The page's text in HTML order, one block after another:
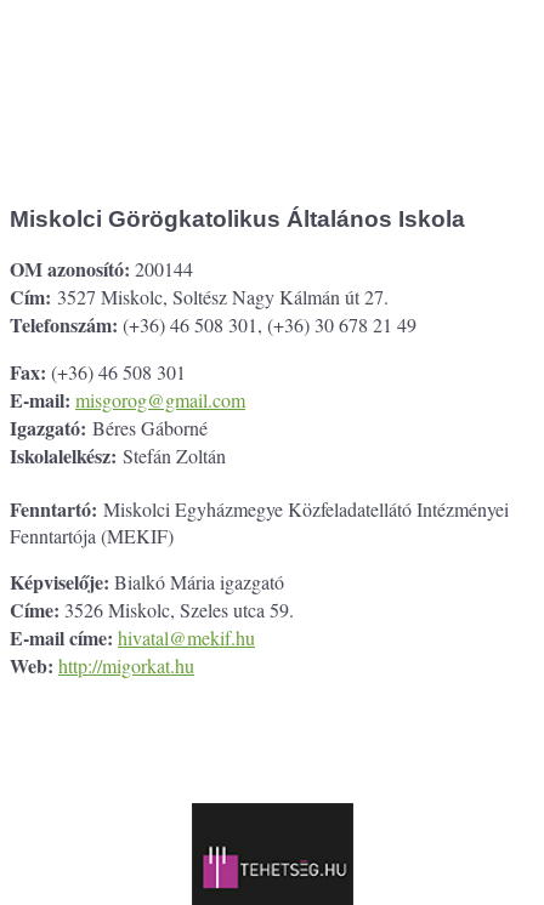
Miskolci Görögkatolikus Általános Iskola
OM azonosító: 200144
Cím: 3527 Miskolc, Soltész Nagy Kálmán út 27.
Telefonszám: (+36) 46 508 301, (+36) 30 678 21 49
Fax: (+36) 46 508 301
E-mail: misgorog@gmail.com
Igazgató: Béres Gáborné
Iskolalelkész: Stefán Zoltán
Fenntartó: Miskolci Egyházmegye Közfeladatellátó Intézményei
Fenntartója (MEKIF)
Képviselője: Bialkó Mária igazgató
Címe: 3526 Miskolc, Szeles utca 59.
E-mail címe: hivatal@mekif.hu
Web: http://migorkat.hu